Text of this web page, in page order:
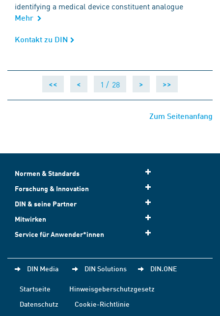
identifying a medical device constituent analogue
Mehr
Kontakt zu DIN
Kontakt zu DIN
<< < 1 / 28 > >>
Zum Seitenanfang
Normen & Standards
Forschung & Innovation
DIN & seine Partner
Mitwirken
Service für Anwender*innen
DIN Media DIN Solutions DIN.ONE
Startseite
Hinweisgeberschutzgesetz
Datenschutz
Cookie-Richtlinie